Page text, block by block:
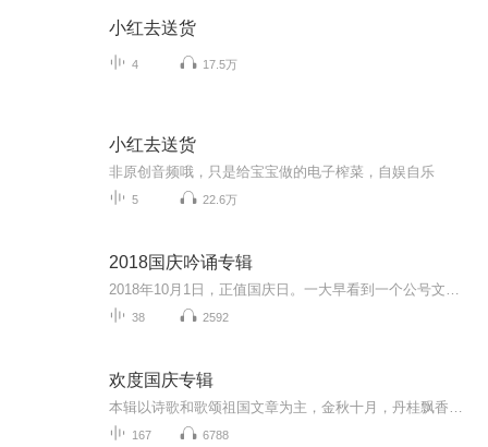
小红去送货
4 17.5万
小红去送货
非原创音频哦，只是给宝宝做的电子榨菜，自娱自乐
5 22.6万
2018国庆吟诵专辑
38 2592
欢度国庆专辑
167 6788